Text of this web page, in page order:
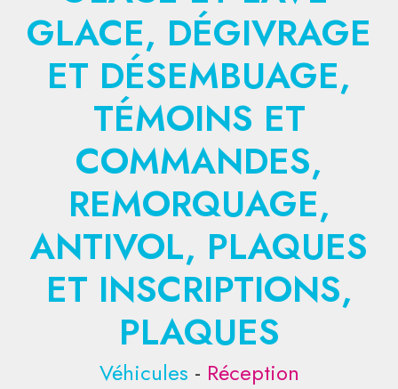
GLACE, DÉGIVRAGE
ET DÉSEMBUAGE,
TÉMOINS ET
COMMANDES,
REMORQUAGE,
ANTIVOL, PLAQUES
ET INSCRIPTIONS,
PLAQUES
Véhicules - Réception